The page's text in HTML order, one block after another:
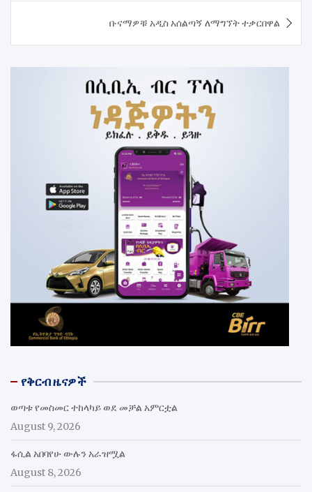
ቡናማዎቹ አዲስ አሰልጣኝ ለማግኘት ተቃርበዋል
የቅርብ ዜናዎች
ወጣቱ የመስመር ተከላካይ ወደ መቻል አምርቷል
August 9, 2026
ፋሲል አበባየሁ ውሉን አራዝሟል
August 8, 2026